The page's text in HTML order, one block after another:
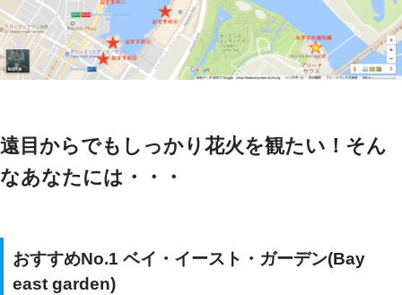
遠目からでもしっかり花火を観たい！そん
なあなたには・・・
おすすめNo.1 ベイ・イースト・ガーデン(Bay
east garden)